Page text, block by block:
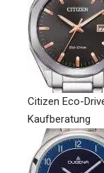
Citizen Eco-
Kaufberatung